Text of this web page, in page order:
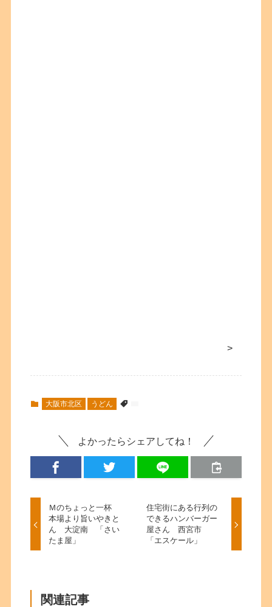
>
大阪市北区 うどん
よかったらシェアしてね！
Ｍのちょっと一杯
本場より旨いやきと
ん 大淀南 「さい
たま屋」
住宅街にある行列の
できるハンバーガー
屋さん 西宮市
「エスケール」
関連記事